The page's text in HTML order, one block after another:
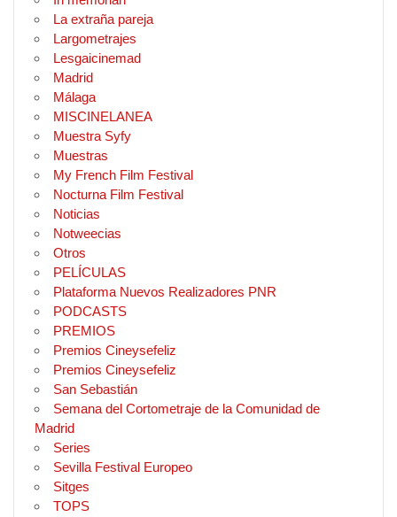
La extraña pareja
Largometrajes
Lesgaicinemad
Madrid
Málaga
MISCINELANEA
Muestra Syfy
Muestras
My French Film Festival
Nocturna Film Festival
Noticias
Notweecias
Otros
PELÍCULAS
Plataforma Nuevos Realizadores PNR
PODCASTS
PREMIOS
Premios Cineysefeliz
Premios Cineysefeliz
San Sebastián
Semana del Cortometraje de la Comunidad de
Madrid
Series
Sevilla Festival Europeo
Sitges
TOPS